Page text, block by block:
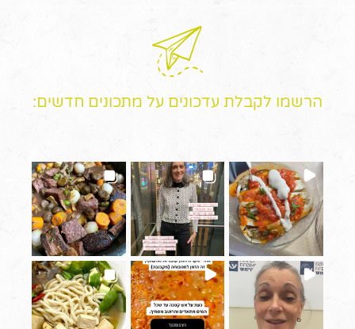
הרשמו לקבלת עדכונים על מתכונים חדשים: